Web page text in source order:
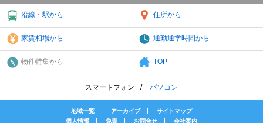
沿線・駅から 住所から
家賃相場から 通勤通学時間から
物件特集から TOP
スマートフォン パソコン
地域一覧 アーカイブ
サイトマップ
個人情報
免責 お問合せ 会社案内